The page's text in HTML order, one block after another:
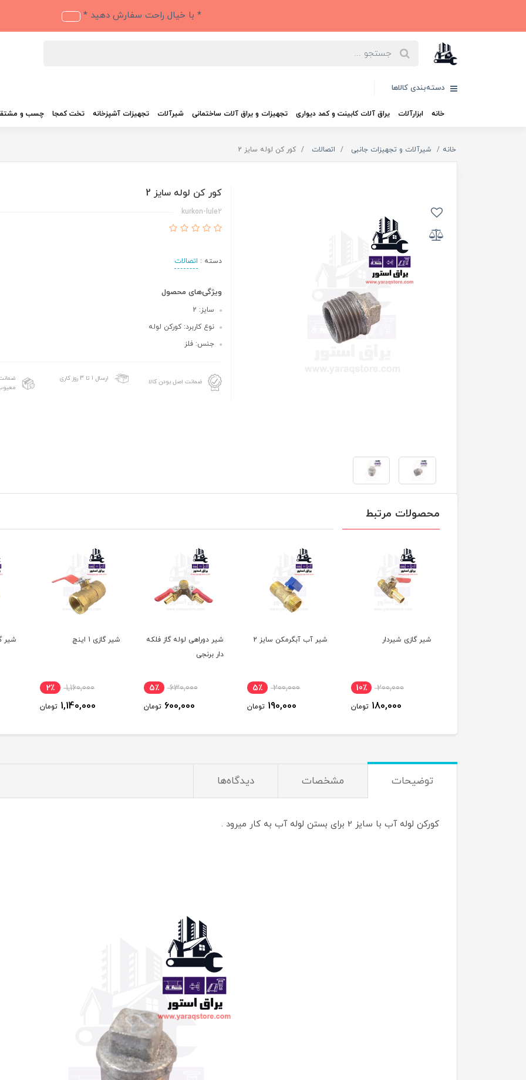
* با خیال راحت سفارش دهید *
دسته‌بندی کالاها
خانه ابزارآلات یراق آلات کابینت و کمد دیواری تجهیزات و یراق آلات ساختمانی شیرآلات تجهیزات آشپزخانه تخت کمجا چسب و
خانه شیرآلات و تجهیزات جانبی اتصالات کور کن لوله سایز 2
کور کن لوله سایز 2
kurkon-lule2
دسته : اتصالات
ویژگی‌های محصول
سایز: 2
نوع کاربرد: کورکن لوله
جنس: فلز
ضمانت اصل بودن کالا ارسال 1 تا 3 روز کاری
محصولات مرتبط
شیر گازی شیردار
200,000 10٪
180,000 تومان
شیر آب آبگرمکن سایز 2
200,000 5٪
190,000 تومان
شیر دوراهی لوله گاز فلکه
دار برنجی
630,000 5٪
600,000 تومان
شیر گازی 1 اینچ
1,160,000 2٪
1,140,000 تومان
شیر گازی
توضیحات مشخصات دیدگاه‌ها
کورکن لوله آب با سایز 2 برای بستن لوله آب به کار میرود .